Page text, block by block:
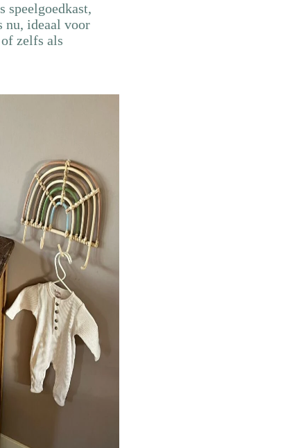
speelgoedkast,
nu, ideaal voor
zelfs als